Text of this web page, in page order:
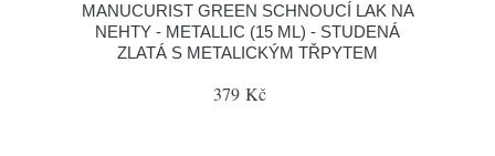
MANUCURIST GREEN SCHNOUCÍ LAK NA
NEHTY - METALLIC (15 ML) - STUDENÁ
ZLATÁ S METALICKÝM TŘPYTEM
379 Kč